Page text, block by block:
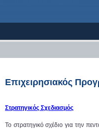
Επιχειρησιακός
Στρατηγικός Σχεδιασμός
Το στρατηγικό σχέδιο για την